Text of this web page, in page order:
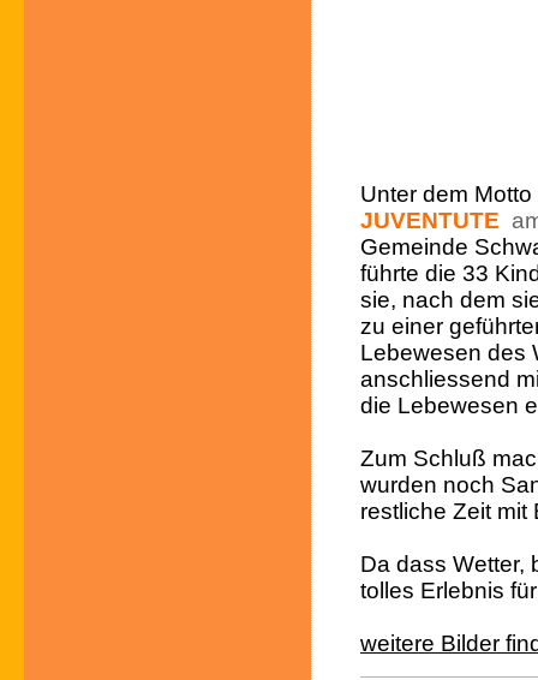
Unter dem
JUVENTUTE
Gemeinde
führte die 33
sie, nach dem
zu einer
Lebewesen des
anschliessend
die Lebewesen
Zum Schluß
wurden noch
restliche Zeit mit
Da dass Wetter,
tolles Erlebnis
weitere Bilder